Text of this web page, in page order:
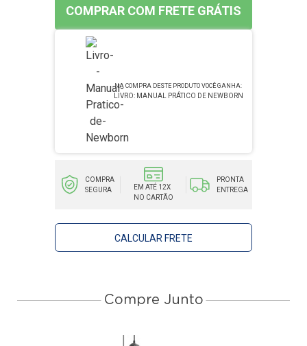
COMPRAR COM FRETE GRÁTIS
LIVRO: MANUAL PRÁTICO DE NEWBORN
COMPRA
SEGURA
EM ATÉ 12X
NO CARTÃO
PRONTA
ENTREGA
CALCULAR FRETE
Compre Junto